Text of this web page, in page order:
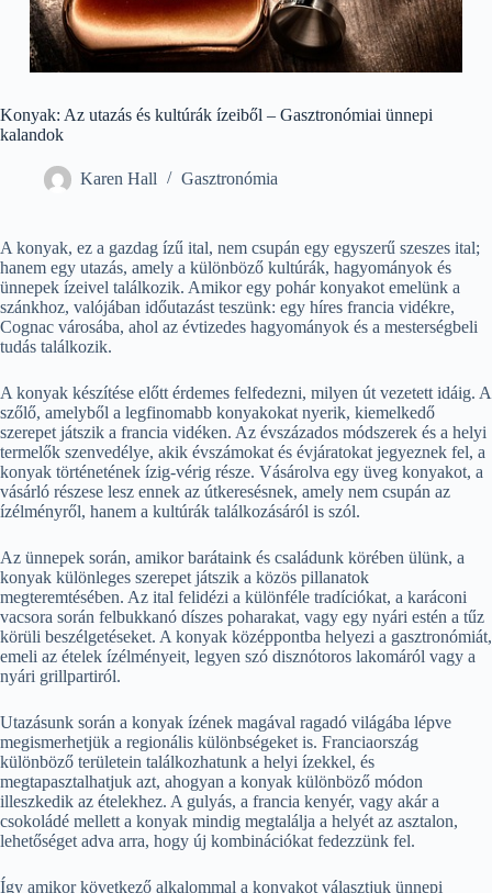
Konyak: Az utazás és kultúrák ízeiből – Gasztronómiai ünnepi
kalandok
Karen Hall Gasztronómia
A konyak, ez a gazdag ízű ital, nem csupán egy egyszerű szeszes ital;
hanem egy utazás, amely a különböző kultúrák, hagyományok és
ünnepek ízeivel találkozik. Amikor egy pohár konyakot emelünk a
szánkhoz, valójában időutazást teszünk: egy híres francia vidékre,
Cognac városába, ahol az évtizedes hagyományok és a mesterségbeli
tudás találkozik.
A konyak készítése előtt érdemes felfedezni, milyen út vezetett idáig. A
szőlő, amelyből a legfinomabb konyakokat nyerik, kiemelkedő
szerepet játszik a francia vidéken. Az évszázados módszerek és a helyi
termelők szenvedélye, akik évszámokat és évjáratokat jegyeznek fel, a
konyak történetének ízig-vérig része. Vásárolva egy üveg konyakot, a
vásárló részese lesz ennek az útkeresésnek, amely nem csupán az
ízélményről, hanem a kultúrák találkozásáról is szól.
Az ünnepek során, amikor barátaink és családunk körében ülünk, a
konyak különleges szerepet játszik a közös pillanatok
megteremtésében. Az ital felidézi a különféle tradíciókat, a karáconi
vacsora során felbukkanó díszes poharakat, vagy egy nyári estén a tűz
körüli beszélgetéseket. A konyak középpontba helyezi a gasztronómiát,
emeli az ételek ízélményeit, legyen szó disznótoros lakomáról vagy a
nyári grillpartiról.
Utazásunk során a konyak ízének magával ragadó világába lépve
megismerhetjük a regionális különbségeket is. Franciaország
különböző területein találkozhatunk a helyi ízekkel, és
megtapasztalhatjuk azt, ahogyan a konyak különböző módon
illeszkedik az ételekhez. A gulyás, a francia kenyér, vagy akár a
csokoládé mellett a konyak mindig megtalálja a helyét az asztalon,
lehetőséget adva arra, hogy új kombinációkat fedezzünk fel.
Így amikor következő alkalommal a konyakot választjuk ünnepi